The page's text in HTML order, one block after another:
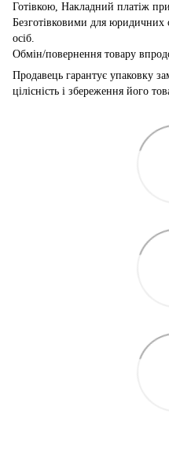
Готівкою, Накладний платіж
Безготівковими для юридичних
осіб.
Обмін/повернення товару
Продавець гарантує упаковку
цілісність і збереження його